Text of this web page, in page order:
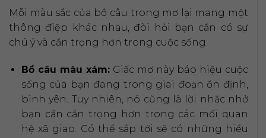
Mỗi màu sắc của bồ câu trong mơ lại mang một
thông điệp khác nhau, đòi hỏi bạn cần có sự
chú ý và cẩn trọng hơn trong cuộc sống.
Bồ câu màu xám:Giấc mơ này báo hiệu cuộc
sống của bạn đang trong giai đoạn ổn định,
bình yên. Tuy nhiên, nó cũng là lời nhắc nhở
bạn cần cẩn trọng hơn trong các mối quan
hệ xã giao. Có thể sắp tới sẽ có những hiểu